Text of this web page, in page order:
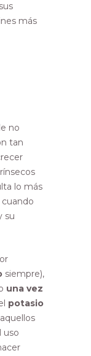
más
no
tan
lo más
su
siempre),
una vez
potasio
uso